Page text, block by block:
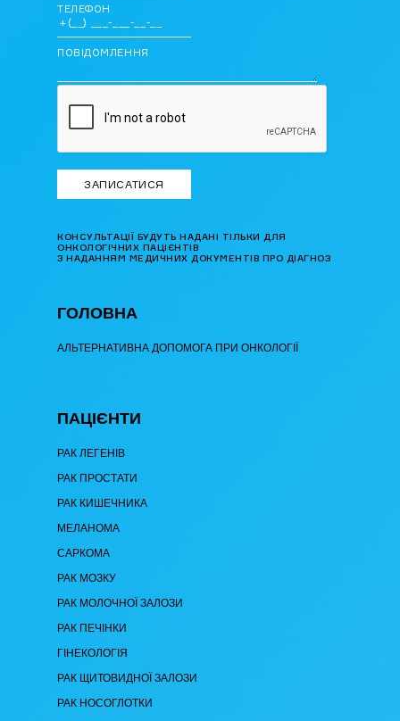
ТЕЛЕФОН
ПОВІДОМЛЕННЯ
КОНСУЛЬТАЦІЇ БУДУТЬ НАДАНІ ТІЛЬКИ ДЛЯ
ОНКОЛОГІЧНИХ ПАЦІЄНТІВ
З НАДАННЯМ МЕДИЧНИХ ДОКУМЕНТІВ ПРО ДІАГНОЗ
ГОЛОВНА
АЛЬТЕРНАТИВНА ДОПОМОГА ПРИ ОНКОЛОГІЇ
ПАЦІЄНТИ
РАК ЛЕГЕНІВ
РАК ПРОСТАТИ
РАК КИШЕЧНИКА
МЕЛАНОМА
САРКОМА
РАК МОЗКУ
РАК МОЛОЧНОЇ ЗАЛОЗИ
РАК ПЕЧІНКИ
ГІНЕКОЛОГІЯ
РАК ЩИТОВИДНОЇ ЗАЛОЗИ
РАК НОСОГЛОТКИ